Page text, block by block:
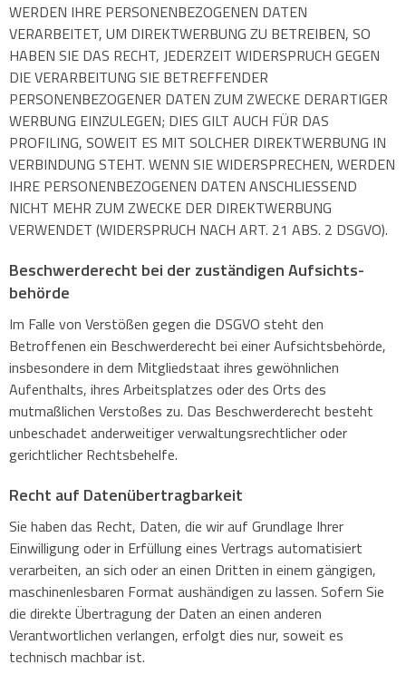
WERDEN IHRE PERSONENBEZOGENEN DATEN
VERARBEITET, UM DIREKTWERBUNG ZU BETREIBEN, SO
HABEN SIE DAS RECHT, JEDERZEIT WIDERSPRUCH GEGEN
DIE VERARBEITUNG SIE BETREFFENDER
PERSONENBEZOGENER DATEN ZUM ZWECKE DERARTIGER
WERBUNG EINZULEGEN; DIES GILT AUCH FÜR DAS
PROFILING, SOWEIT ES MIT SOLCHER DIREKTWERBUNG IN
VERBINDUNG STEHT. WENN SIE WIDERSPRECHEN, WERDEN
IHRE PERSONENBEZOGENEN DATEN ANSCHLIESSEND
NICHT MEHR ZUM ZWECKE DER DIREKTWERBUNG
VERWENDET (WIDERSPRUCH NACH ART. 21 ABS. 2 DSGVO).
Beschwerde­recht bei der zuständigen Aufsichts­
behörde
Im Falle von Verstößen gegen die DSGVO steht den
Betroffenen ein Beschwerderecht bei einer Aufsichtsbehörde,
insbesondere in dem Mitgliedstaat ihres gewöhnlichen
Aufenthalts, ihres Arbeitsplatzes oder des Orts des
mutmaßlichen Verstoßes zu. Das Beschwerderecht besteht
unbeschadet anderweitiger verwaltungsrechtlicher oder
gerichtlicher Rechtsbehelfe.
Recht auf Daten­übertrag­barkeit
Sie haben das Recht, Daten, die wir auf Grundlage Ihrer
Einwilligung oder in Erfüllung eines Vertrags automatisiert
verarbeiten, an sich oder an einen Dritten in einem gängigen,
maschinenlesbaren Format aushändigen zu lassen. Sofern Sie
die direkte Übertragung der Daten an einen anderen
Verantwortlichen verlangen, erfolgt dies nur, soweit es
technisch machbar ist.